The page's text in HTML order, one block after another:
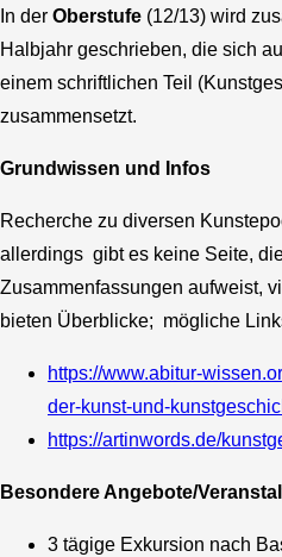
In der Oberstufe (12/13) wird
Halbjahr geschrieben, die sich
einem schriftlichen Teil
zusammensetzt.
Grundwissen und Infos
Recherche zu diversen
allerdings gibt es keine Seite,
Zusammenfassungen aufweist,
bieten Überblicke; mögliche
https://www.abitur-
der-kunst-und-
https://artinwords.de/
Besondere Angebote/
3 tägige Exkursion nach